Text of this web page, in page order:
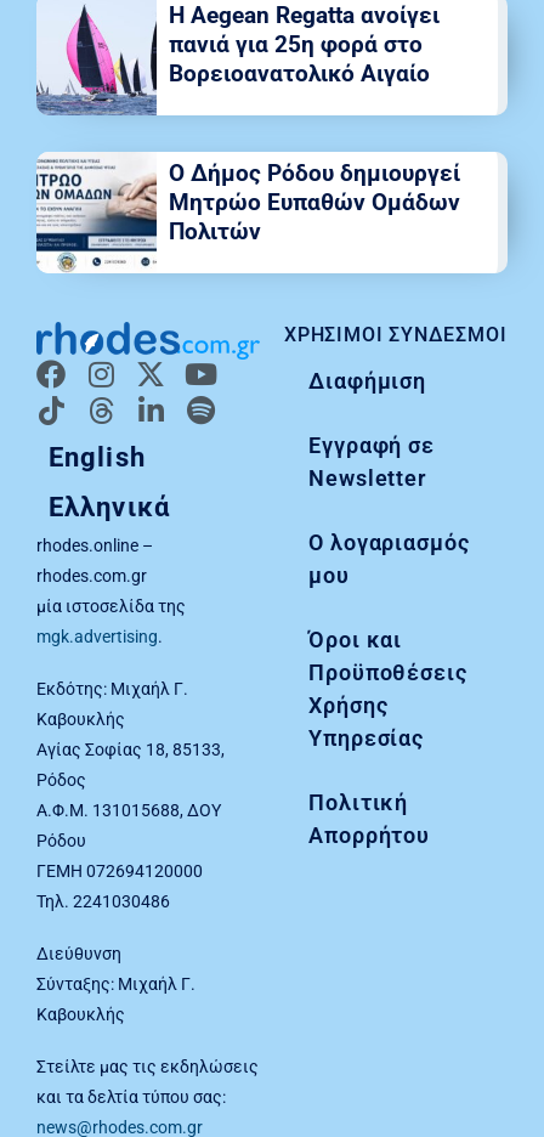
English
Ελληνικά
rhodes.online –
rhodes.com.gr
μία ιστοσελίδα της
mgk.advertising.
Εκδότης: Μιχαήλ Γ.
Καβουκλής
Αγίας Σοφίας 18, 85133,
Ρόδος
Α.Φ.Μ. 131015688, ΔΟΥ
Ρόδου
ΓΕΜΗ 072694120000
Τηλ. 2241030486
Διεύθυνση
Σύνταξης: Μιχαήλ Γ.
Καβουκλής
Στείλτε μας τις εκδηλώσεις
και τα δελτία τύπου σας:
news@rhodes.com.gr
ΧΡΉΣΙΜΟΙ ΣΎΝΔΕΣΜΟΙ
Διαφήμιση
Εγγραφή σε
Newsletter
Ο λογαριασμός
μου
Όροι και
Προϋποθέσεις
Χρήσης
Υπηρεσίας
Πολιτική
Απορρήτου
Η Aegean Regatta ανοίγει
πανιά για 25η φορά στο
Βορειοανατολικό Αιγαίο
Ο Δήμος Ρόδου δημιουργεί
Μητρώο Ευπαθών Ομάδων
Πολιτών